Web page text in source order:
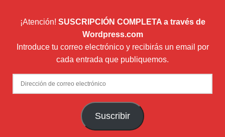
¡Atención! SUSCRIPCIÓN COMPLETA a través de
Wordpress.com
Introduce tu correo electrónico y recibirás un email por
cada entrada que publiquemos.
Dirección
de
Suscribir